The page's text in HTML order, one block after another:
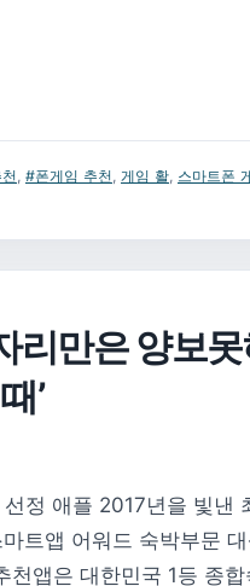
, #폰게임 추천, 게임 활, 스마트폰
리만은 양보
’
정 애플 2017년을 빛낸
트앱 어워드 숙박부문
앱은 대한민국 1등 종합